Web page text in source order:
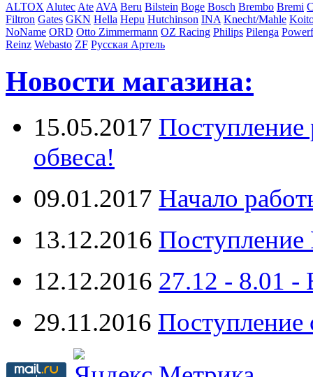
ALTOX Alutec Ate AVA Beru Bilstein Boge Bosch Brembo Bremi
Filtron Gates GKN Hella Hepu Hutchinson INA Knecht/Mahle
NoName ORD Otto Zimmermann OZ Racing Philips Pilenga
Reinz Webasto ZF Русская Артель
Новости магазина:
15.05.2017 Поступление
обвеса!
09.01.2017 Начало
13.12.2016 Поступление
12.12.2016 27.12 -
29.11.2016 Поступление